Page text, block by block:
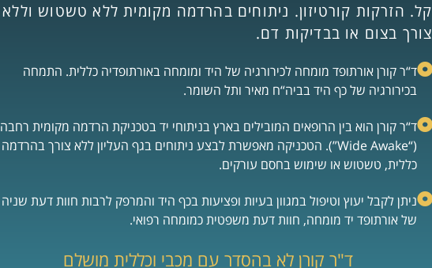
קל. הזרקות קורטיזון. ניתוחים בהרדמה מקומית ללא טשטוש וללא
צורך בצום או בבדיקות דם.
ד“ר קורן אורתופד מומחה לכירורגיה של היד ומומחה באורתופדיה כללית. התמחה
בכירורגיה של כף היד בביה“ח מאיר ותל השומר.
ד“ר קורן הוא בין הרופאים המובילים בארץ בניתוחי יד בטכניקת הרדמה מקומית רחבה
(“Wide Awake”). הטכניקה מאפשרת לבצע ניתוחים בגף העליון ללא צורך בהרדמה
כללית, טשטוש או שימוש בחסם עורקים.
ניתן לקבל יעוץ וטיפול במגוון בעיות ופציעות בכף היד והמרפק לרבות חוות דעת שניה
של אורתופד יד מומחה, חוות דעת משפטית כמומחה רפואי.
ד"ר קורןלא בהסדר עם מכבי וכללית מושלם